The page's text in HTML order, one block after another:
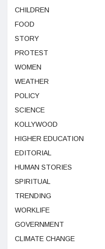
CHILDREN
FOOD
STORY
PROTEST
WOMEN
WEATHER
POLICY
SCIENCE
KOLLYWOOD
HIGHER EDUCATION
EDITORIAL
HUMAN STORIES
SPIRITUAL
TRENDING
WORKLIFE
GOVERNMENT
CLIMATE CHANGE